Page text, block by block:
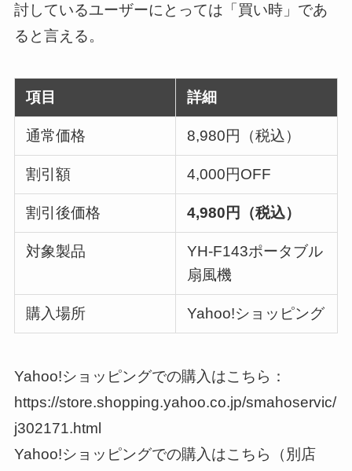
討しているユーザーにとっては「買い時」であ
ると言える。
項目 詳細
通常価格 8,980円（税込）
割引額 4,000円OFF
割引後価格 4,980円（税込）
対象製品
YH-F143ポータブル
扇風機
購入場所 Yahoo!ショッピング
Yahoo!ショッピングでの購入はこちら：
https://store.shopping.yahoo.co.jp/smahoservic/
j302171.html
Yahoo!ショッピングでの購入はこちら（別店